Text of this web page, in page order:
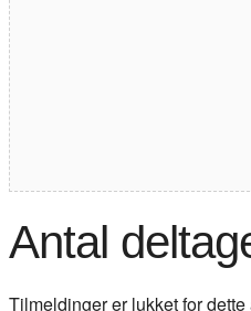
Antal
Tilmeldinger er lukket for dette